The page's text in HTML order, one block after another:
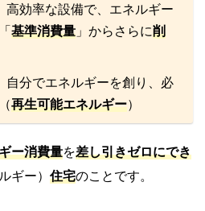
高効率な設備で、エネルギー
基準消費量 」からさらに削
自分でエネルギーを創り、必
再生可能エネルギー）
ー消費量を差し引きゼロにでき
ギー） 住宅のことです。